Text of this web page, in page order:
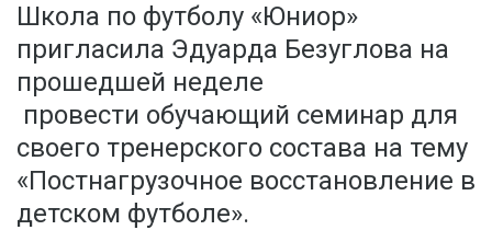
Школа по футболу «Юниор»
пригласила Эдуарда Безуглова на
прошедшей неделе
провести обучающий семинар для
своего тренерского состава на тему
«Постнагрузочное восстановление в
детском футболе».